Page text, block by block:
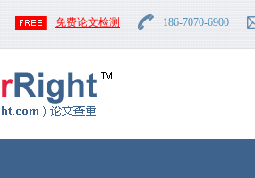
免费论文检测 186-7070-6900